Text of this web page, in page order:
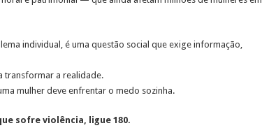
individual, é uma questão social que exige informação,
transformar a realidade.
mulher deve enfrentar o medo sozinha.
sofre violência, ligue 180.